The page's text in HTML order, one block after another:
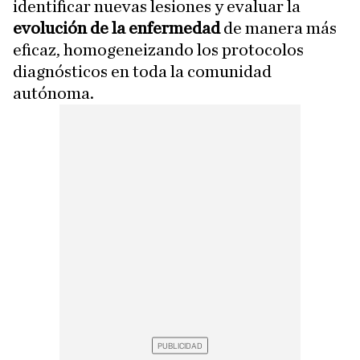
identificar nuevas lesiones y evaluar la
evolución de la enfermedadde manera más
eficaz, homogeneizando los protocolos
diagnósticos en toda la comunidad
autónoma.